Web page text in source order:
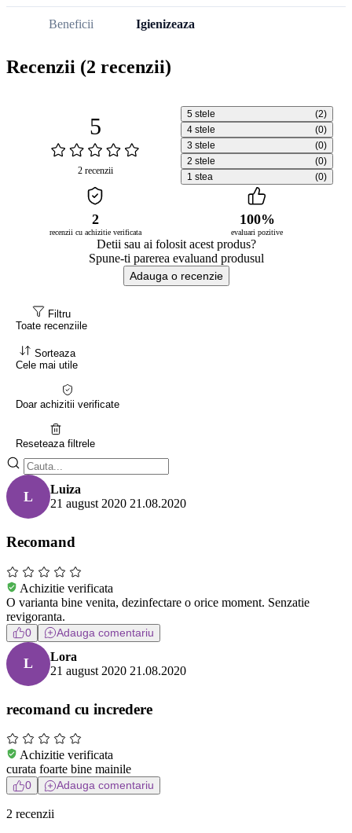
Beneficii Igienizeaza
Recenzii (2 recenzii)
5
2 recenzii
5 stele
(2)
4 stele
(0)
3 stele
(0)
2 stele
(0)
1 stea
(0)
2
recenzii cu achizitie verificata
100%
evaluari pozitive
Detii sau ai folosit acest produs?
Spune-ti parerea evaluand produsul
Adauga o recenzie
Filtru
Toate recenziile
Sorteaza
Cele mai utile
Doar achizitii verificate
Reseteaza filtrele
L
Luiza
21 august 2020 21.08.2020
Recomand
Achizitie verificata
O varianta bine venita, dezinfectare o orice moment. Senzatie
revigoranta.
0 Adauga comentariu
L
Lora
21 august 2020 21.08.2020
recomand cu incredere
Achizitie verificata
curata foarte bine mainile
0 Adauga comentariu
2 recenzii